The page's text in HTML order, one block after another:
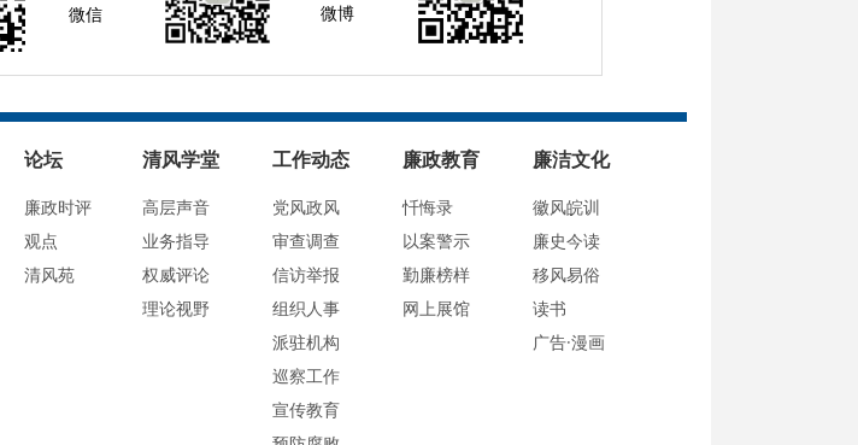
微信 微博
论坛
廉政时评
观点
清风苑
清风学堂
高层声音
业务指导
权威评论
理论视野
工作动态
党风政风
审查调查
信访举报
组织人事
派驻机构
巡察工作
宣传教育
廉政教育
忏悔录
以案警示
勤廉榜样
网上展馆
廉洁文化
徽风皖训
廉史今读
移风易俗
读书
广告·漫画